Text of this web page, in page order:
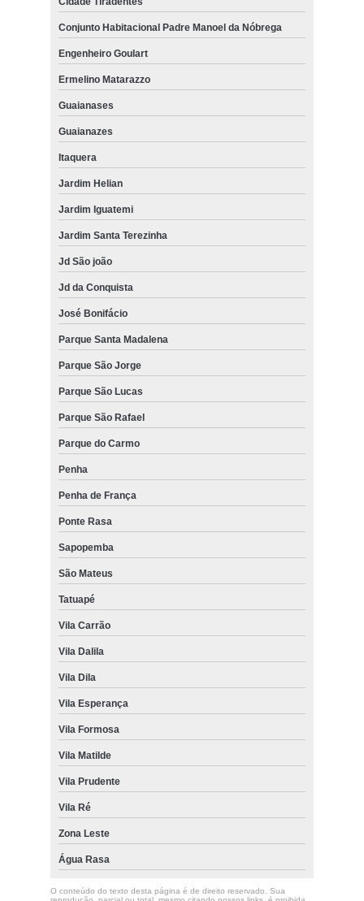
Conjunto Habitacional Padre Manoel da Nóbrega
Engenheiro Goulart
Ermelino Matarazzo
Guaianases
Guaianazes
Itaquera
Jardim Helian
Jardim Iguatemi
Jardim Santa Terezinha
Jd São joão
Jd da Conquista
José Bonifácio
Parque Santa Madalena
Parque São Jorge
Parque São Lucas
Parque São Rafael
Parque do Carmo
Penha
Penha de França
Ponte Rasa
Sapopemba
São Mateus
Tatuapé
Vila Carrão
Vila Dalila
Vila Dila
Vila Esperança
Vila Formosa
Vila Matilde
Vila Prudente
Vila Ré
Zona Leste
Água Rasa
O conteúdo do texto desta página é de direito reservado. Sua